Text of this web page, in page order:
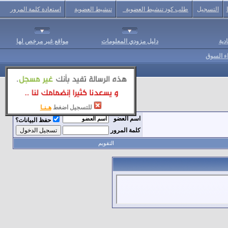
للتسجيل اضغط هـنـا
التسجيل طلب كود تنشيط العضوية تنشيط العضوية استعادة كلمة المرور
دليل مزودي المعلومات مواقع غير مرخص لها
السوق
اسم العضو
حفظ البيانات؟
كلمة المرور
التقويم